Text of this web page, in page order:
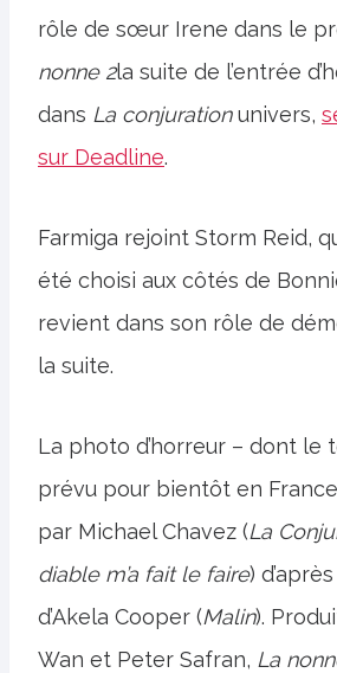
rôle de sœur Irene dans le
nonne 2la suite de l’entrée
dans La conjurationunivers,
sur Deadline.
Farmiga rejoint Storm Reid,
été choisi aux côtés de
revient dans son rôle de
la suite.
La photo d’horreur – dont le
prévu pour bientôt en
par Michael Chavez (La
diable m’a fait le faire)
d’Akela Cooper (Malin).
Wan et Peter Safran, La